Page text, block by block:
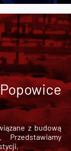
z budową
Przedstawiamy